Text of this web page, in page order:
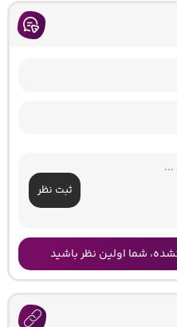
ثبت نظر
شما اولین نظر باشید